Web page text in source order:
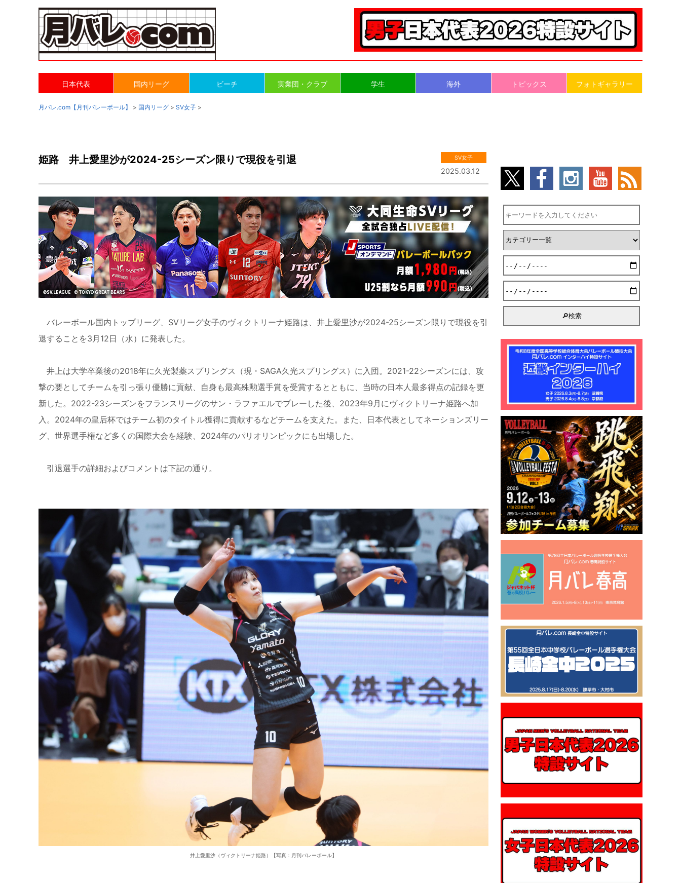
日本代表 国内リーグ ビーチ 実業団・クラブ 学生 海外 トピックス フォトギャラリー
月バレ.com【月刊バレーボール】 > 国内リーグ > SV女子 >
姫路 井上愛里沙が2024-25シーズン限りで現役を引退 SV女子
2025.03.12
バレーボール国内トップリーグ、SVリーグ女子のヴィクトリーナ姫路は、井上愛里沙が2024-25シーズン限りで現役を引
退することを3月12日（水）に発表した。
井上は大学卒業後の2018年に久光製薬スプリングス（現・SAGA久光スプリングス）に入団。2021-22シーズンには、攻
撃の要としてチームを引っ張り優勝に貢献、自身も最高殊勲選手賞を受賞するとともに、当時の日本人最多得点の記録を更
新した。2022-23シーズンをフランスリーグのサン・ラファエルでプレーした後、2023年9月にヴィクトリーナ姫路へ加
入。2024年の皇后杯ではチーム初のタイトル獲得に貢献するなどチームを支えた。また、日本代表としてネーションズリー
グ、世界選手権など多くの国際大会を経験、2024年のパリオリンピックにも出場した。
引退選手の詳細およびコメントは下記の通り。
井上愛里沙（ヴィクトリーナ姫路）【写真：月刊バレーボール】